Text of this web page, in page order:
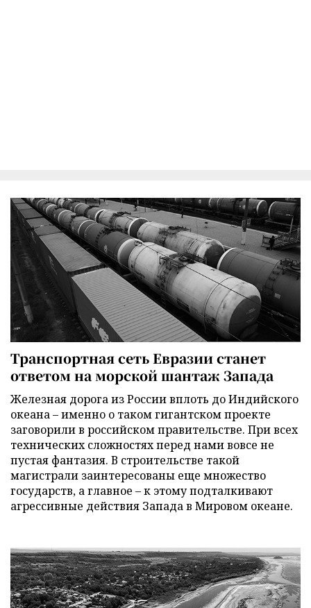
Транспортная сеть Евразии станет
ответом на морской шантаж Запада
Железная дорога из России вплоть до Индийского
океана – именно о таком гигантском проекте
заговорили в российском правительстве. При всех
технических сложностях перед нами вовсе не
пустая фантазия. В строительстве такой
магистрали заинтересованы еще множество
государств, а главное – к этому подталкивают
агрессивные действия Запада в Мировом океане.